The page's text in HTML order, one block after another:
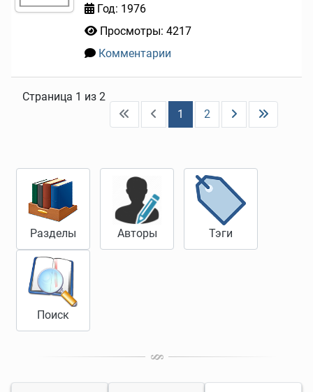
Год: 1976
Просмотры: 4217
Комментарии
Страница 1 из 2
1
2
Разделы Авторы Тэги
Поиск